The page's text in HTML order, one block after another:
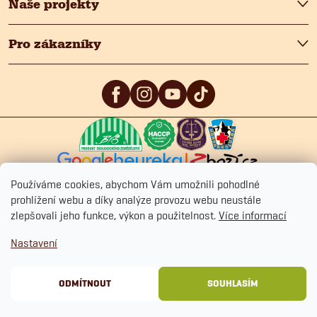
Používáme cookies, abychom Vám umožnili pohodlné
prohlížení webu a díky analýze provozu webu neustále
zlepšovali jeho funkce, výkon a použitelnost. Více informací
Nastavení
ODMÍTNOUT SOUHLASÍM
Naše projekty
Pro zákazníky
5 4.9 /5 4.9
Obchodní podmínkyCookies